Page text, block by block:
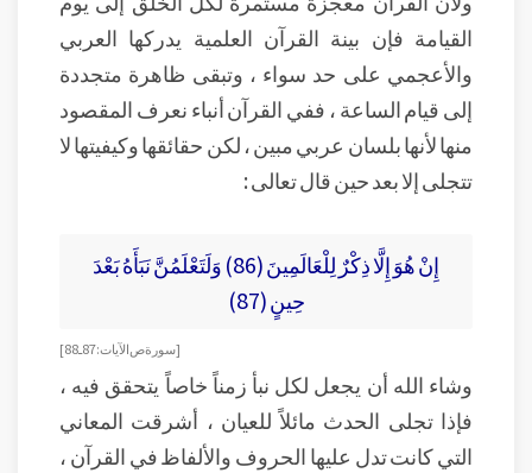
القيامة فإن بينة القرآن العلمية يدركها العربي
والأعجمي على حد سواء ، وتبقى ظاهرة متجددة
إلى قيام الساعة ، ففي القرآن أنباء نعرف المقصود
منها لأنها بلسان عربي مبين ، لكن حقائقها وكيفيتها لا
تتجلى إلا بعد حين قال تعالى :
إِنْ هُوَ إِلَّا ذِكْرٌ لِلْعَالَمِينَ (86) وَلَتَعْلَمُنَّ نَبَأَهُ بَعْدَ
حِينٍ (87)
[سورة ص الآيات : 87 ـ 88 ]
وشاء الله أن يجعل لكل نبأ زمناً خاصاً يتحقق فيه ،
فإذا تجلى الحدث مائلاً للعيان ، أشرقت المعاني
التي كانت تدل عليها الحروف والألفاظ في القرآن ،